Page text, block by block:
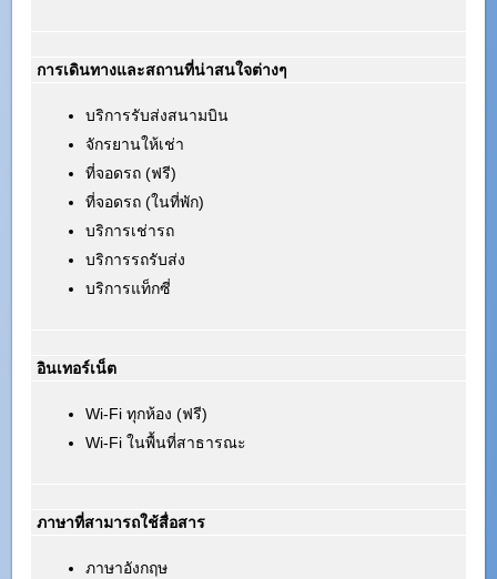
การเดินทางและสถานที่น่าสนใจต่างๆ
บริการรับส่งสนามบิน
จักรยานให้เช่า
ที่จอดรถ (ฟรี)
ที่จอดรถ (ในที่พัก)
บริการเช่ารถ
บริการรถรับส่ง
บริการแท็กซี่
อินเทอร์เน็ต
Wi-Fi ทุกห้อง (ฟรี)
Wi-Fi ในพื้นที่สาธารณะ
ภาษาที่สามารถใช้สื่อสาร
ภาษาอังกฤษ